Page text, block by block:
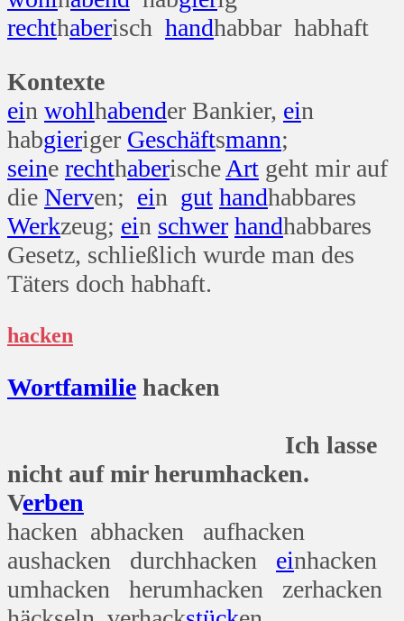
rechthaberisch handhabbar habhaft
Kontexte
ein wohlhabender Bankier, ein
habgieriger Geschäftsmann;
seine rechthaberische Art geht mir auf
die Nerven; ein gut handhabbares
Werkzeug; ein schwer handhabbares
Gesetz, schließlich wurde man des
Täters doch habhaft.
hacken
Wortfamilie hacken
Ich lasse
nicht auf mir herumhacken.
Verben
hacken abhacken aufhacken
aushacken durchhacken einhacken
umhacken herumhacken zerhacken